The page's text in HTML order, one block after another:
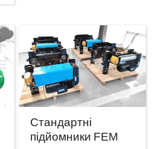
Стандартні
підйомники FEM